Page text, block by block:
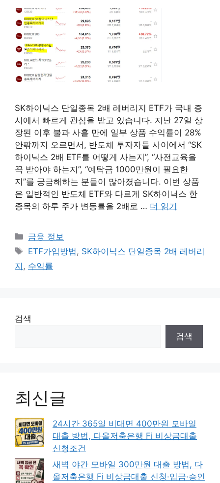
SK하이닉스 단일종목 2배 레버리지 ETF가 국내 증
시에서 빠르게 관심을 받고 있습니다. 지난 27일 상
장된 이후 불과 사흘 만에 일부 상품 수익률이 28%
안팎까지 오르면서, 반도체 투자자들 사이에서 “SK
하이닉스 2배 ETF를 어떻게 사는지”, “사전교육을
꼭 받아야 하는지”, “예탁금 1000만원이 필요한
지”를 궁금해하는 분들이 많아졌습니다. 이번 상품
은 일반적인 반도체 ETF와 다르게 SK하이닉스 한
종목의 하루 주가 변동률을 2배로 … 더 읽기
카
테
리
금융 정보
태
그
ETF가입방법 , SK하이닉스 단일종목 2배 레버리
지 , 수익률
검색
검색
최신글
24시간 365일 비대면 400만원 모바일
대출 방법, 다올저축은행 Fi 비상금대출
신청조건
새벽 야간 모바일 300만원 대출 방법, 다
올저축은행 Fi 비상금대출 신청·입금·승인